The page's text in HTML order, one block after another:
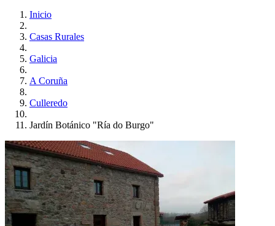
Inicio
Casas Rurales
Galicia
A Coruña
Culleredo
Jardín Botánico "Ría do Burgo"